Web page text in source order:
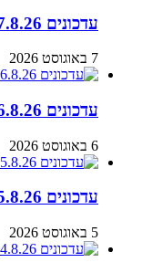
עדכונים 7.8.26
7 באוגוסט 2026
עדכונים 6.8.26
6 באוגוסט 2026
עדכונים 5.8.26
5 באוגוסט 2026